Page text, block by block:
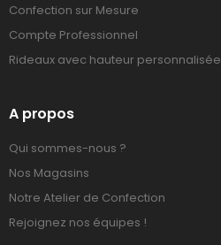
Confection sur Mesure
Compte Professionnel
Rideaux avec hauteur personnalisée
A propos
Qui sommes-nous ?
Nos Magasins
Notre Atelier de Confection
Rejoignez nos équipes !